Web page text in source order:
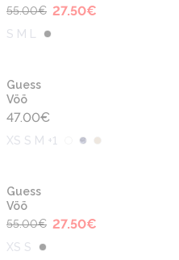
55.00€ 27.50€
S M L
Guess
Vöö
47.00€
XS S M +1
Guess
Vöö
55.00€ 27.50€
XS S